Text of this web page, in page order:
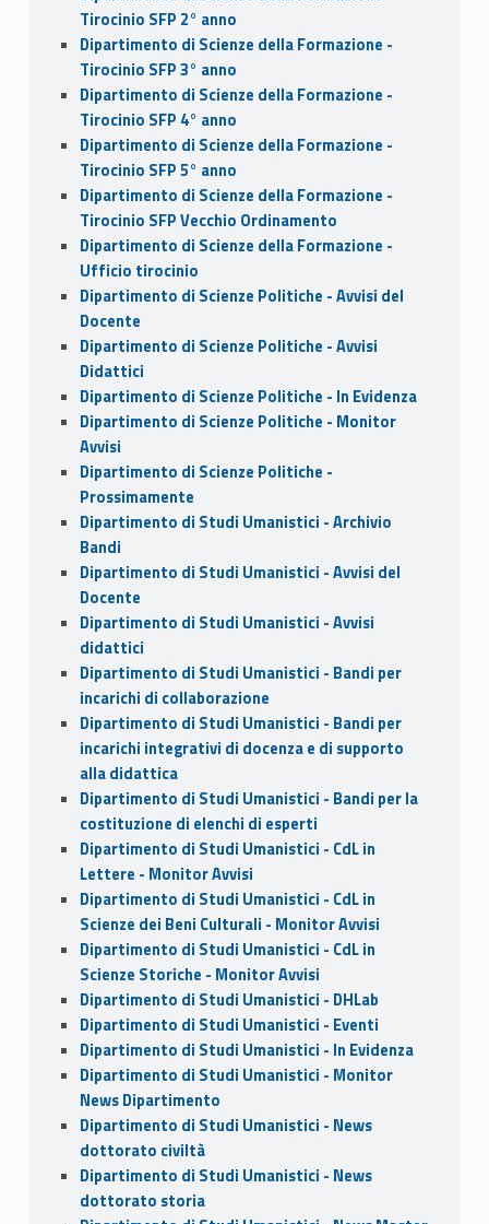
Tirocinio SFP 2° anno
Dipartimento di Scienze della Formazione -
Tirocinio SFP 3° anno
Dipartimento di Scienze della Formazione -
Tirocinio SFP 4° anno
Dipartimento di Scienze della Formazione -
Tirocinio SFP 5° anno
Dipartimento di Scienze della Formazione -
Tirocinio SFP Vecchio Ordinamento
Dipartimento di Scienze della Formazione -
Ufficio tirocinio
Dipartimento di Scienze Politiche - Avvisi del
Docente
Dipartimento di Scienze Politiche - Avvisi
Didattici
Dipartimento di Scienze Politiche - In Evidenza
Dipartimento di Scienze Politiche - Monitor
Avvisi
Dipartimento di Scienze Politiche -
Prossimamente
Dipartimento di Studi Umanistici - Archivio
Bandi
Dipartimento di Studi Umanistici - Avvisi del
Docente
Dipartimento di Studi Umanistici - Avvisi
didattici
Dipartimento di Studi Umanistici - Bandi per
incarichi di collaborazione
Dipartimento di Studi Umanistici - Bandi per
incarichi integrativi di docenza e di supporto
alla didattica
Dipartimento di Studi Umanistici - Bandi per la
costituzione di elenchi di esperti
Dipartimento di Studi Umanistici - CdL in
Lettere - Monitor Avvisi
Dipartimento di Studi Umanistici - CdL in
Scienze dei Beni Culturali - Monitor Avvisi
Dipartimento di Studi Umanistici - CdL in
Scienze Storiche - Monitor Avvisi
Dipartimento di Studi Umanistici - DHLab
Dipartimento di Studi Umanistici - Eventi
Dipartimento di Studi Umanistici - In Evidenza
Dipartimento di Studi Umanistici - Monitor
News Dipartimento
Dipartimento di Studi Umanistici - News
dottorato civiltà
Dipartimento di Studi Umanistici - News
dottorato storia